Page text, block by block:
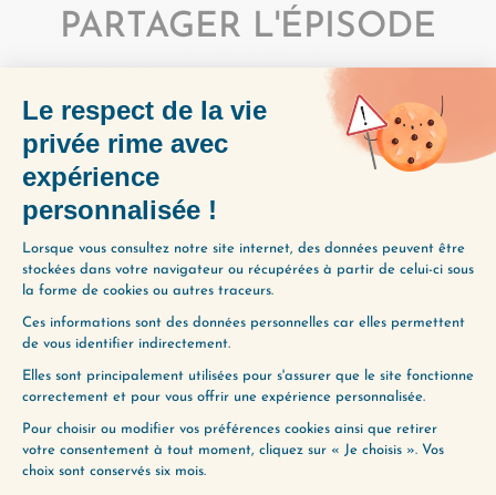
PARTAGER L'ÉPISODE
(141) TOUJOURS ET JAMAIS
ENVIE D’ALLER PLUS
LOIN ?
Utilisez notre Guide d’Écoute, un